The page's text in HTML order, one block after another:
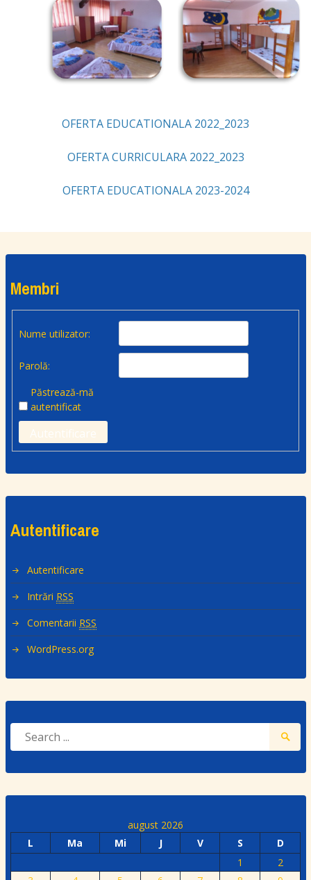
OFERTA EDUCATIONALA 2022_2023
OFERTA CURRICULARA 2022_2023
OFERTA EDUCATIONALA 2023-2024
Membri
Nume utilizator:
Parolă:
Păstrează-mă
autentificat
Autentificare
Autentificare
Autentificare
Intrări RSS
Comentarii RSS
WordPress.org
august 2026
L
Ma Mi J V S
D
1
2